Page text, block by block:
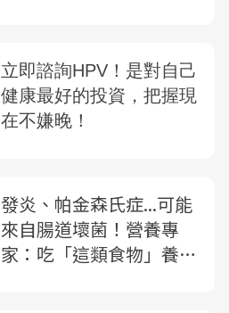
發炎、帕金森氏症...可能
來自腸道壞菌！營養專
家：吃「這類食物」養出